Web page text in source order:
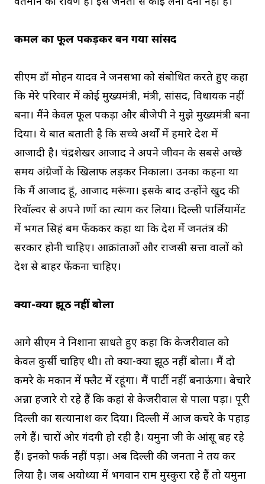
कमल का फूल पकड़कर बन गया सांसद
सीएम डॉ मोहन यादव ने जनसभा को संबोधित करते हुए कहा
कि मेरे परिवार में कोई मुख्यमंत्री, मंत्री, सांसद, विधायक नहीं
बना। मैंने केवल फूल पकड़ा और बीजेपी ने मुझे मुख्यमंत्री बना
दिया। ये बात बताती है कि सच्चे अर्थों में हमारे देश में
आजादी है। चंद्रशेखर आजाद ने अपने जीवन के सबसे अच्छे
समय अंग्रेजों के खिलाफ लड़कर निकाला। उनका कहना था
कि मैं आजाद हूं, आजाद मरूंगा। इसके बाद उन्होंने खुद की
रिवॉल्वर से अपने प्राणों का त्याग कर लिया। दिल्ली पार्लियामेंट
में भगत सिहं बम फेंककर कहा था कि देश में जनतंत्र की
सरकार होनी चाहिए। आक्रांताओं और राजसी सत्ता वालों को
देश से बाहर फेंकना चाहिए।
क्या-क्या झूठ नहीं बोला
आगे सीएम ने निशाना साधते हुए कहा कि केजरीवाल को
केवल कुर्सी चाहिए थी। तो क्या-क्या झूठ नहीं बोला। मैं दो
कमरे के मकान में फ्लैट में रहूंगा। मैं पार्टी नहीं बनाऊंगा। बेचारे
अन्ना हजारे रो रहे हैं कि कहां से केजरीवाल से पाला पड़ा। पूरी
दिल्ली का सत्यानाश कर दिया। दिल्ली में आज कचरे के पहाड़
लगे हैं। चारों ओर गंदगी हो रही है। यमुना जी के आंसू बह रहे
हैं। इनको फर्क नहीं पड़ा। अब दिल्ली की जनता ने तय कर
लिया है। जब अयोध्या में भगवान राम मुस्कुरा रहे हैं तो यमुना